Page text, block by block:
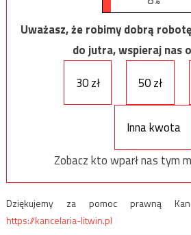
Uważasz, że robimy dobrą
do jutra, wspieraj nas
30 zł
50 zł
Inna kwota
Zobacz kto wparł nas tym
Dziękujemy za pomoc prawną
https://kancelaria-litwin.pl